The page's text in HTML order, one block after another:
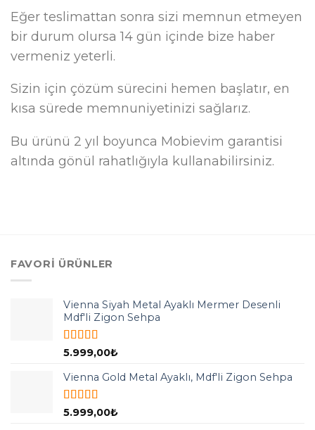
Eğer teslimattan sonra sizi memnun etmeyen
bir durum olursa 14 gün içinde bize haber
vermeniz yeterli.
Sizin için çözüm sürecini hemen başlatır, en
kısa sürede memnuniyetinizi sağlarız.
Bu ürünü 2 yıl boyunca Mobievim garantisi
altında gönül rahatlığıyla kullanabilirsiniz.
FAVORI ÜRÜNLER
Vienna Siyah Metal Ayaklı Mermer Desenli
Mdf'li Zigon Sehpa
5 üzerinden
5.999,00₺
Vienna Gold Metal Ayaklı, Mdf'li Zigon Sehpa
5 üzerinden
5.999,00₺